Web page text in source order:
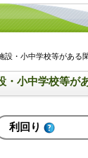
・小中学校等がある
・小中学校等が
利回り